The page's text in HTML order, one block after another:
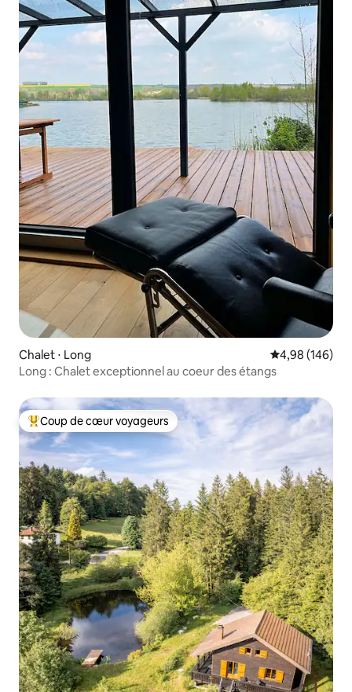
Chalet ⋅ Long Évaluation
4,98 (146)
Long : Chalet exceptionnel au coeur des étangs
Coups de cœur voyageurs les plus appréciés
Coup de cœur voyageurs